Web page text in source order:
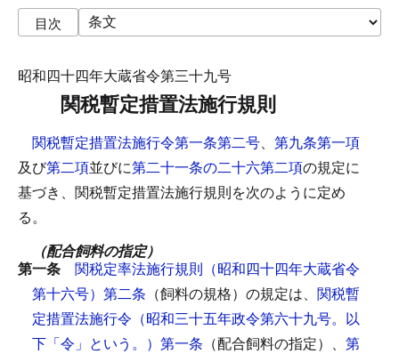
目次
昭和四十四年大蔵省令第三十九号
関税暫定措置法施行規則
関税暫定措置法施行令第一条第二号、 第九条第一項
及び第二項並びに第二十一条の二十六第二項の規定に
基づき、関税暫定措置法施行規則を次のように定め
る。
（配合飼料の指定）
第一条 関税定率法施行規則（昭和四十四年大蔵省令
第十六号）第二条 （飼料の規格）の規定は、 関税暫
定措置法施行令（昭和三十五年政令第六十九号。以
下「令」という。）第一条 （配合飼料の指定）、 第